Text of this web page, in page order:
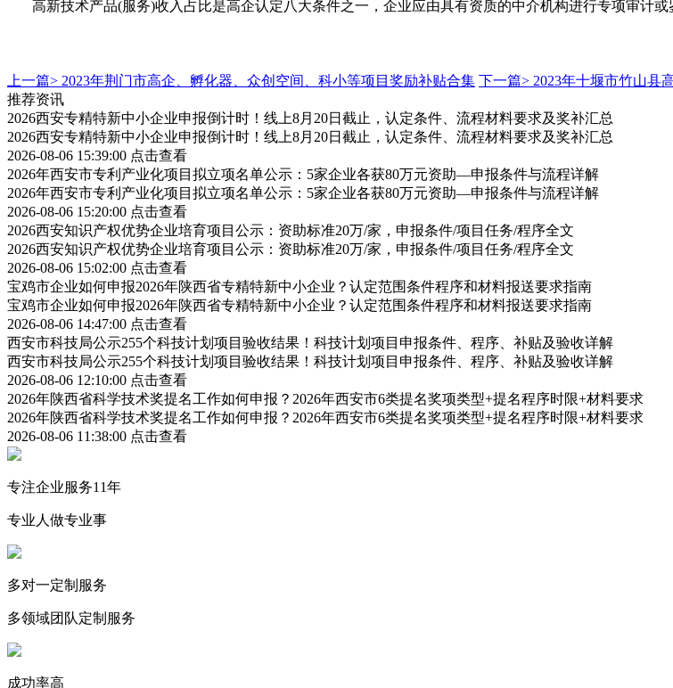
高新技术产品(服务)收入占比是高企认定八大条件之一，企业应由具有资质的中介机构进行专项审计或
上一篇> 2023年荆门市高企、孵化器、众创空间、科小等项目奖励补贴合集 下一篇> 2023年十堰市竹山县
推荐资讯
2026西安专精特新中小企业申报倒计时！线上8月20日截止，认定条件、流程材料要求及奖补汇总
2026西安专精特新中小企业申报倒计时！线上8月20日截止，认定条件、流程材料要求及奖补汇总
2026-08-06 15:39:00 点击查看
2026年西安市专利产业化项目拟立项名单公示：5家企业各获80万元资助—申报条件与流程详解
2026年西安市专利产业化项目拟立项名单公示：5家企业各获80万元资助—申报条件与流程详解
2026-08-06 15:20:00 点击查看
2026西安知识产权优势企业培育项目公示：资助标准20万/家，申报条件/项目任务/程序全文
2026西安知识产权优势企业培育项目公示：资助标准20万/家，申报条件/项目任务/程序全文
2026-08-06 15:02:00 点击查看
宝鸡市企业如何申报2026年陕西省专精特新中小企业？认定范围条件程序和材料报送要求指南
宝鸡市企业如何申报2026年陕西省专精特新中小企业？认定范围条件程序和材料报送要求指南
2026-08-06 14:47:00 点击查看
西安市科技局公示255个科技计划项目验收结果！科技计划项目申报条件、程序、补贴及验收详解
西安市科技局公示255个科技计划项目验收结果！科技计划项目申报条件、程序、补贴及验收详解
2026-08-06 12:10:00 点击查看
2026年陕西省科学技术奖提名工作如何申报？2026年西安市6类提名奖项类型+提名程序时限+材料要求
2026年陕西省科学技术奖提名工作如何申报？2026年西安市6类提名奖项类型+提名程序时限+材料要求
2026-08-06 11:38:00 点击查看
专注企业服务11年
专业人做专业事
多对一定制服务
多领域团队定制服务
成功率高